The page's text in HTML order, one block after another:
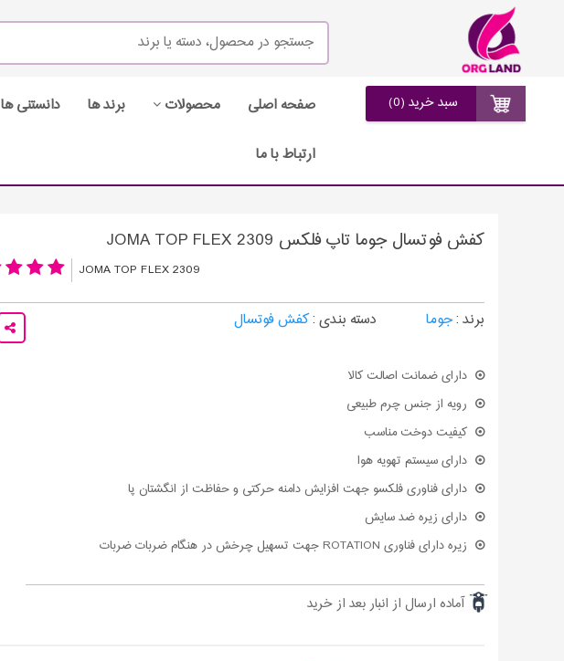
صفحه اصلی محصولات برند ها دانستنی ها
ارتباط با ما
سبد خرید (0)
کفش فوتسال جوما تاپ فلکس JOMA TOP FLEX 2309
JOMA TOP FLEX 2309
برند :جوما دسته بندی :کفش فوتسال
دارای ضمانت اصالت کالا
رویه از جنس چرم طبیعی
کیفیت دوخت مناسب
دارای سیستم تهویه هوا
دارای فناوری فلکسو جهت افزایش دامنه حرکتی و حفاظت از انگشتان پا
دارای زیره ضد سایش
زیره دارای فناوری ROTATION جهت تسهیل چرخش در هنگام ضربات ضربات
آماده ارسال از انبار بعد از خرید